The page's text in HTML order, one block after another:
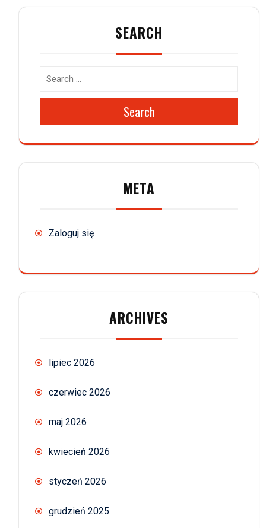
SEARCH
Search
META
Zaloguj się
ARCHIVES
lipiec 2026
czerwiec 2026
maj 2026
kwiecień 2026
styczeń 2026
grudzień 2025